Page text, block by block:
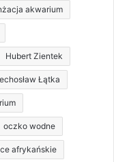
akwarium
Hubert Zientek
Łątka
oczko wodne
afrykańskie